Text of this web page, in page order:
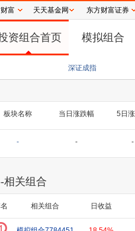
富 天天基金网 东方财富证券
资组合首页 模拟组合
深证成指
元的低端 西凤酒厂集团郭拴新：数
板块名称 当日涨跌幅 5日
- - -
相关组合
相关组合 日收益